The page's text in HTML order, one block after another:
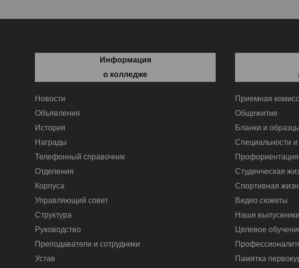
Информация
о колледже
Новости
Объявления
История
Награды
Телефонный справочник
Отделения
Корпуса
Управляющий совет
Структура
Руководство
Преподаватели и сотрудники
Устав
Приемная
Общежитие
Бланки и
Специальности
Профориентация
Студенческая
Спортивная
Видео сюжеты
Наши выпускники
Целевое
Памятка